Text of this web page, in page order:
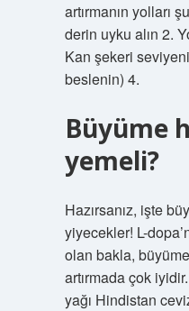
artırmanın yolları
derin uyku alın 2.
Kan şekeri
beslenin) 4.
Büyüme
yemeli?
Hazırsanız, işte
yiyecekler! L-
olan bakla,
artırmada çok
yağı Hindistan